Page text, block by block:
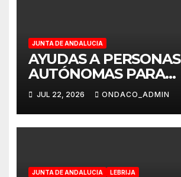
JUNTA DE ANDALUCIA
AYUDAS A PERSONAS
AUTÓNOMAS PARA
FAVORECER LA
CONCILIACIÓN
JUL 22, 2026 ONDACO_ADMIN
JUNTA DE ANDALUCIA LEBRIJA